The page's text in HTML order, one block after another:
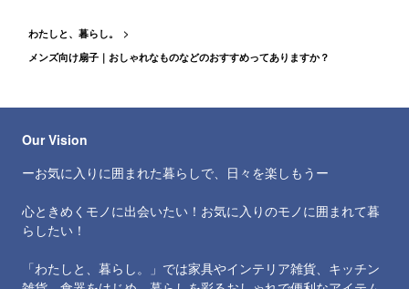
わたしと、暮らし。
メンズ向け扇子｜おしゃれなものなどのおすすめってありますか？
Our Vision
ーお気に入りに囲まれた暮らしで、日々を楽しもうー
心ときめくモノに出会いたい！お気に入りのモノに囲まれて暮
らしたい！
「わたしと、暮らし。」では家具やインテリア雑貨、キッチン